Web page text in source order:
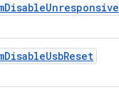
DisableUnresponsive
DisableUsbReset